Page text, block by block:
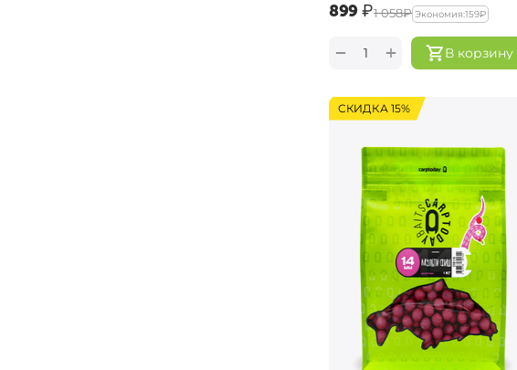
‍899‍₽‍1 058‍₽ Экономия:‍159‍₽
В корзину
+
−
СКИДКА 15%